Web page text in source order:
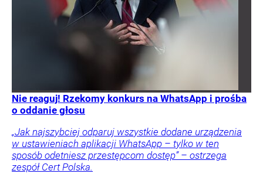
Nie reaguj! Rzekomy konkurs na WhatsApp i prośba
o oddanie głosu
„Jak najszybciej odparuj wszystkie dodane urządzenia
w ustawieniach aplikacji WhatsApp – tylko w ten
sposób odetniesz przestępcom dostęp” – ostrzega
zespół Cert Polska.